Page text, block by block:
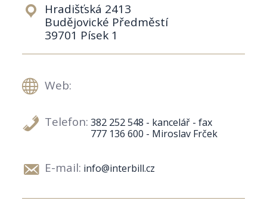
Hradišťská 2413
Budějovické Předměstí
39701 Písek 1
Web:
Telefon: 382 252 548 - kancelář - fax
777 136 600 - Miroslav Frček
E-mail: info@interbill.cz